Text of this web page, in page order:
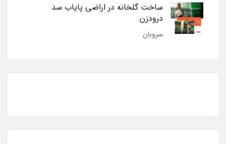
ساخت گلخانه در اراضی پایاب سد
درودزن
سروبان